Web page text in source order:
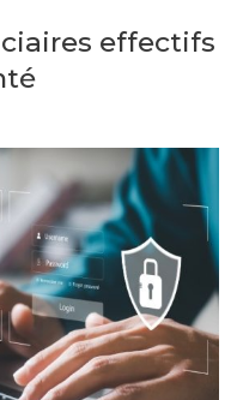
effectifs